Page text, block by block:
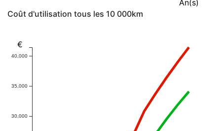
An(s)
Coût d'utilisation tous les 10 000km
30,000
35,000
40,000
€